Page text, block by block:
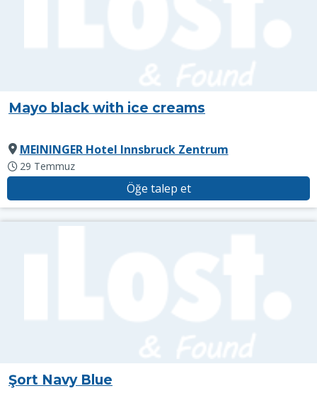
Mayo black with ice creams
MEININGER Hotel Innsbruck Zentrum
29 Temmuz
Öğe talep et
Şort Navy Blue